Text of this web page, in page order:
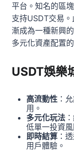
平台。知名的區
支持USDT交易
漸成為一種新興
多元化資產配置
USDT娛樂
高流動性 ：
用。
多元化玩法
低單一投資風
即時結算 ：
用戶體驗。